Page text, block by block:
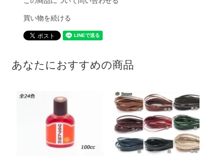
買い物を続ける
あなたにおすすめの商品